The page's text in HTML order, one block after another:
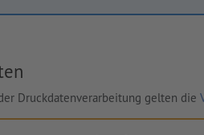
Druckdatenverarbeitung gelten die